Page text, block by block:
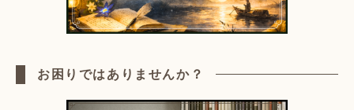
お困りではありませんか？